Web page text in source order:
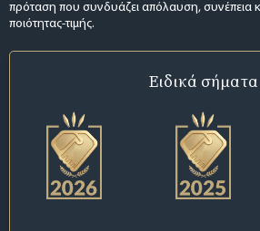
πρόταση που συνδυάζει απόλαυση, συνέπεια
ποιότητας-τιμής.
Ειδικά σήματα